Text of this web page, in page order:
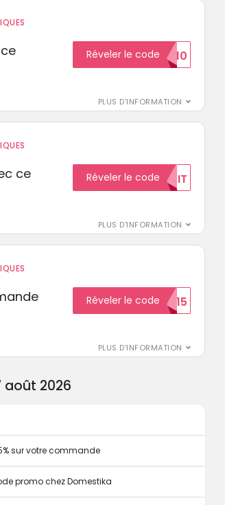
PLUS D'INFORMATION
Réveler le code
REDUCTION10
ce
PLUS D'INFORMATION
Réveler le codeGRATUIT
PLUS D'INFORMATION
Réveler le codeECON15
août 2026
sur votre commande
promo chez Domestika